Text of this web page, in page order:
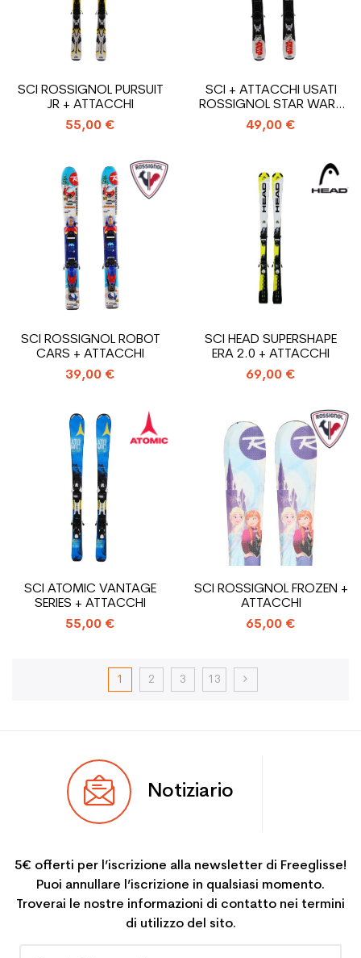
SCI ROSSIGNOL PURSUIT
JR + ATTACCHI
55,00 €
SCI + ATTACCHI USATI
ROSSIGNOL STAR WARS
JUNIOR
49,00 €
SCI ROSSIGNOL ROBOT
CARS + ATTACCHI
39,00 €
SCI HEAD SUPERSHAPE
ERA 2.0 + ATTACCHI
69,00 €
SCI ATOMIC VANTAGE
SERIES + ATTACCHI
55,00 €
SCI ROSSIGNOL FROZEN +
ATTACCHI
65,00 €
1 2 3 13
Notiziario
5€ offerti per l’iscrizione alla newsletter di Freeglisse!
Puoi annullare l’iscrizione in qualsiasi momento.
Troverai le nostre informazioni di contatto nei termini
di utilizzo del sito.